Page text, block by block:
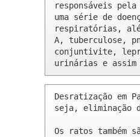
responsáveis
uma série de
respiratórias,
A, tuberculose,
conjuntivite,
urinárias e
Desratização em
seja, eliminação
Os ratos também